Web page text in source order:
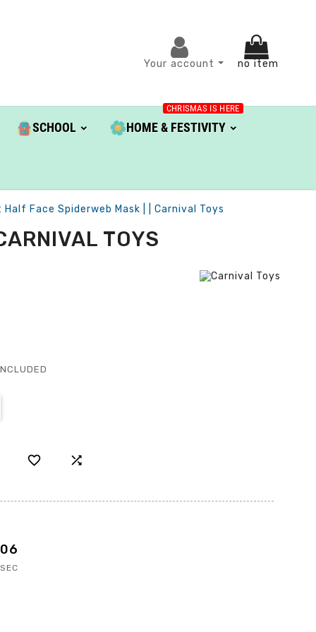
Your account no item
SCHOOL HOME & FESTIVITY
CHRISMAS IS HERE
Face Spiderweb Mask | | Carnival Toys
TOYS
 
05
SEC